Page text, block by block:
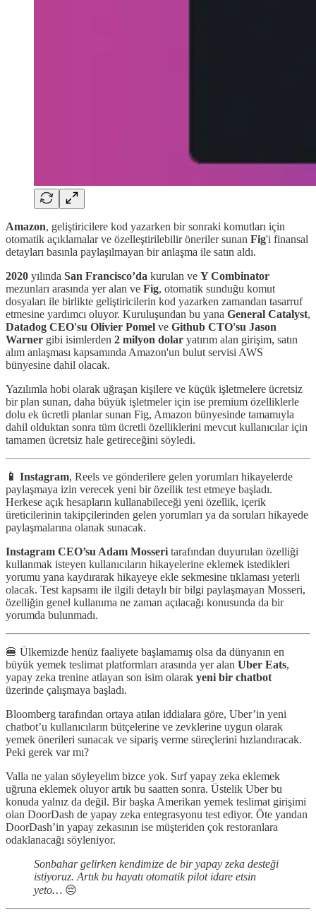
Amazon, geliştiricilere kod yazarken bir sonraki komutları için
otomatik açıklamalar ve özelleştirilebilir öneriler sunan Fig'i finansal
detayları basınla paylaşılmayan bir anlaşma ile satın aldı.
2020 yılında San Francisco’da kurulan ve Y Combinator
mezunları arasında yer alan ve Fig, otomatik sunduğu komut
dosyaları ile birlikte geliştiricilerin kod yazarken zamandan tasarruf
etmesine yardımcı oluyor. Kuruluşundan bu yana General Catalyst,
Datadog CEO'su Olivier Pomel ve Github CTO'su Jason
Warner gibi isimlerden 2 milyon dolar yatırım alan girişim, satın
alım anlaşması kapsamında Amazon'un bulut servisi AWS
bünyesine dahil olacak.
Yazılımla hobi olarak uğraşan kişilere ve küçük işletmelere ücretsiz
bir plan sunan, daha büyük işletmeler için ise premium özelliklerle
dolu ek ücretli planlar sunan Fig, Amazon bünyesinde tamamıyla
dahil olduktan sonra tüm ücretli özelliklerini mevcut kullanıcılar için
tamamen ücretsiz hale getireceğini söyledi.
📱 Instagram, Reels ve gönderilere gelen yorumları hikayelerde
paylaşmaya izin verecek yeni bir özellik test etmeye başladı.
Herkese açık hesapların kullanabileceği yeni özellik, içerik
üreticilerinin takipçilerinden gelen yorumları ya da soruları hikayede
paylaşmalarına olanak sunacak.
Instagram CEO’su Adam Mosseri tarafından duyurulan özelliği
kullanmak isteyen kullanıcıların hikayelerine eklemek istedikleri
yorumu yana kaydırarak hikayeye ekle sekmesine tıklaması yeterli
olacak. Test kapsamı ile ilgili detaylı bir bilgi paylaşmayan Mosseri,
özelliğin genel kullanıma ne zaman açılacağı konusunda da bir
yorumda bulunmadı.
🍔 Ülkemizde henüz faaliyete başlamamış olsa da dünyanın en
büyük yemek teslimat platformları arasında yer alan Uber Eats,
yapay zeka trenine atlayan son isim olarak yeni bir chatbot
üzerinde çalışmaya başladı.
Bloomberg tarafından ortaya atılan iddialara göre, Uber’in yeni
chatbot’u kullanıcıların bütçelerine ve zevklerine uygun olarak
yemek önerileri sunacak ve sipariş verme süreçlerini hızlandıracak.
Peki gerek var mı?
Valla ne yalan söyleyelim bizce yok. Sırf yapay zeka eklemek
uğruna eklemek oluyor artık bu saatten sonra. Üstelik Uber bu
konuda yalnız da değil. Bir başka Amerikan yemek teslimat girişimi
olan DoorDash de yapay zeka entegrasyonu test ediyor. Öte yandan
DoorDash’in yapay zekasının ise müşteriden çok restoranlara
odaklanacağı söyleniyor.
Sonbahar gelirken kendimize de bir yapay zeka desteği
istiyoruz. Artık bu hayatı otomatik pilot idare etsin
yeto… 😔